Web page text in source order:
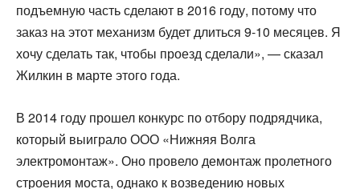
подъемную часть сделают в 2016 году, потому что
заказ на этот механизм будет длиться 9-10 месяцев. Я
хочу сделать так, чтобы проезд сделали», — сказал
Жилкин в марте этого года.
В 2014 году прошел конкурс по отбору подрядчика,
который выиграло ООО «Нижняя Волга
электромонтаж». Оно провело демонтаж пролетного
строения моста, однако к возведению новых